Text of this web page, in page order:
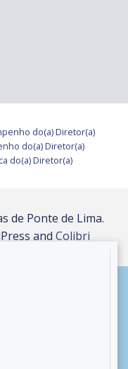
do(a) Diretor(a)
do(a) Diretor(a)
do(a) Diretor(a)
de Ponte de Lima.
andColibri